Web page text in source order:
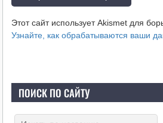
Этот сайт использует Akismet для
Узнайте, как обрабатываются ваши
ПОИСК ПО САЙТУ